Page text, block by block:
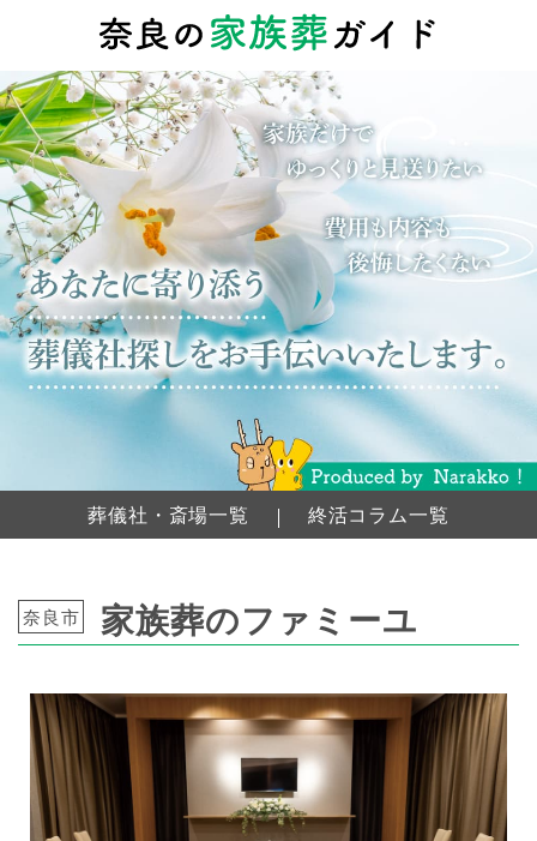
葬儀社・斎場一覧 終活コラム一覧
奈良市 家族葬のファミーユ